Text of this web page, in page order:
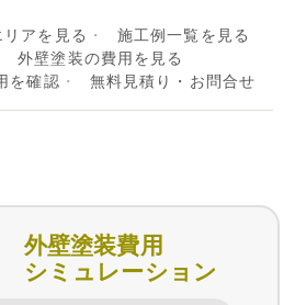
アを見る
施工例一覧を見る
外壁塗装の費用を見る
を確認
無料見積り・お問合せ
外壁塗装費用
シミュレーション